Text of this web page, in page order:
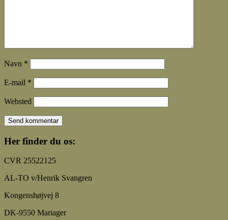
Navn *
E-mail *
Websted
Her finder du os:
CVR 25522125
AL-TO v/Henrik Svangren
Kongenshøjvej 8
DK-9550 Mariager